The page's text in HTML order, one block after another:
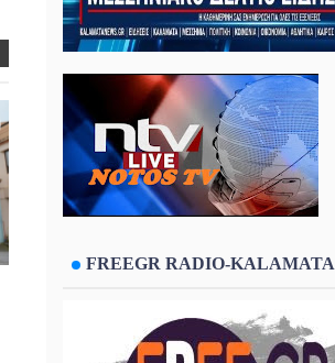
FREEGR RADIO-KALAMATA